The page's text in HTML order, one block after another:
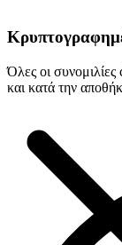
Όλες οι
και κατά την